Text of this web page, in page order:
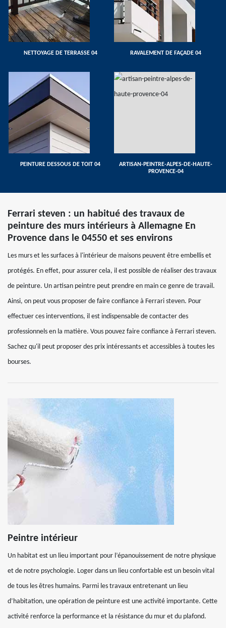
NETTOYAGE DE TERRASSE 04 RAVALEMENT DE FAÇADE 04
PEINTURE DESSOUS DE TOIT 04
ARTISAN-PEINTRE-ALPES-DE-HAUTE-
PROVENCE-04
Ferrari steven : un habitué des travaux de
peinture des murs intérieurs à Allemagne En
Provence dans le 04550 et ses environs
Les murs et les surfaces à l'intérieur de maisons peuvent être embellis et
protégés. En effet, pour assurer cela, il est possible de réaliser des travaux
de peinture. Un artisan peintre peut prendre en main ce genre de travail.
Ainsi, on peut vous proposer de faire confiance à Ferrari steven. Pour
effectuer ces interventions, il est indispensable de contacter des
professionnels en la matière. Vous pouvez faire confiance à Ferrari steven.
Sachez qu'il peut proposer des prix intéressants et accessibles à toutes les
bourses.
Peintre intérieur
Un habitat est un lieu important pour l’épanouissement de notre physique
et de notre psychologie. Loger dans un lieu confortable est un besoin vital
de tous les êtres humains. Parmi les travaux entretenant un lieu
d’habitation, une opération de peinture est une activité importante. Cette
activité renforce la performance et la résistance du mur et du plafond.